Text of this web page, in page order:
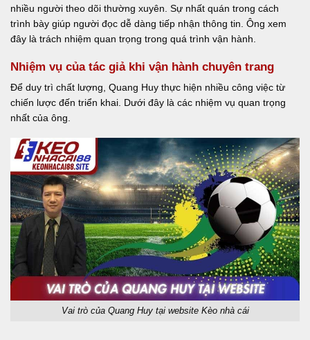
nhiều người theo dõi thường xuyên. Sự nhất quán trong cách
trình bày giúp người đọc dễ dàng tiếp nhận thông tin. Ông xem
đây là trách nhiệm quan trọng trong quá trình vận hành.
Nhiệm vụ của tác giả khi vận hành chuyên trang
Để duy trì chất lượng, Quang Huy thực hiện nhiều công việc từ
chiến lược đến triển khai. Dưới đây là các nhiệm vụ quan trọng
nhất của ông.
Vai trò của Quang Huy tại website Kèo nhà cái